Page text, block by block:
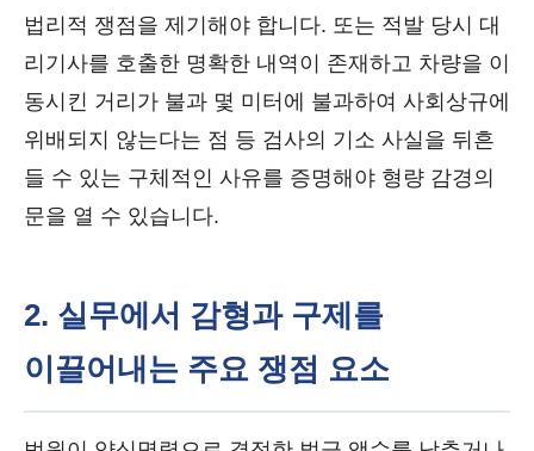
법리적 쟁점을 제기해야 합니다. 또는 적발 당시 대
리기사를 호출한 명확한 내역이 존재하고 차량을 이
동시킨 거리가 불과 몇 미터에 불과하여 사회상규에
위배되지 않는다는 점 등 검사의 기소 사실을 뒤흔
들 수 있는 구체적인 사유를 증명해야 형량 감경의
문을 열 수 있습니다.
2. 실무에서 감형과 구제를
이끌어내는 주요 쟁점 요소